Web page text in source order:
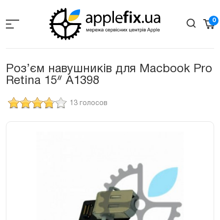
the
0
Роз’єм навушників для Macbook Pro
Retina 15ᐥ A1398
13 голосов